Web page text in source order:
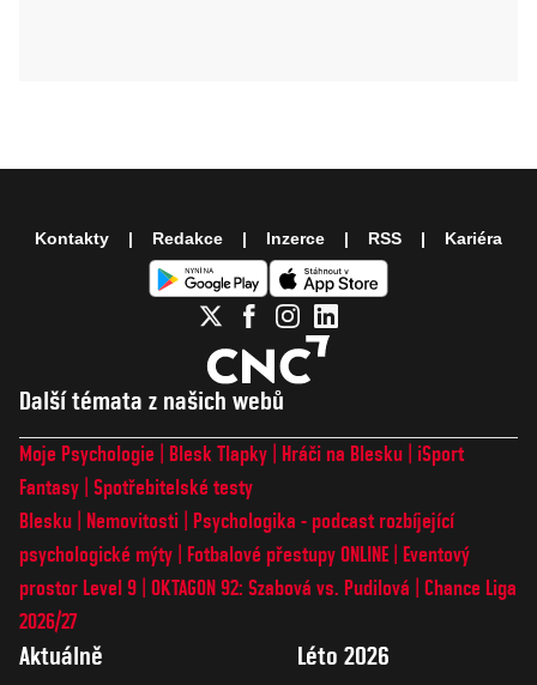
Další témata z našich webů
Moje Psychologie Blesk Tlapky Hráči na Blesku
iSport
Fantasy Spotřebitelské testy
Blesku
Nemovitosti
Psychologika - podcast rozbíjející
psychologické mýty
Fotbalové přestupy ONLINE
Eventový
prostor Level 9 OKTAGON 92: Szabová vs. Pudilová
Chance Liga
2026/27
Aktuálně Léto 2026
Kontakty Redakce Inzerce RSS Kariéra